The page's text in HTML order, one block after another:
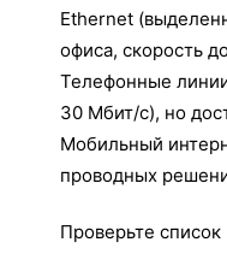
Ethernet
офиса, скорость
Телефонные
30 Мбит/с), но
Мобильный
проводных
Проверьте